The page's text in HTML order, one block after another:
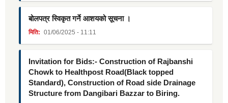
बोलपत्र स्विकृत गर्ने आशयको सूचना ।
मिति: 01/06/2025 - 11:11
Invitation for Bids:- Construction of Rajbanshi
Chowk to Healthpost Road(Black topped
Standard), Construction of Road side Drainage
Structure from Dangibari Bazzar to Biring.